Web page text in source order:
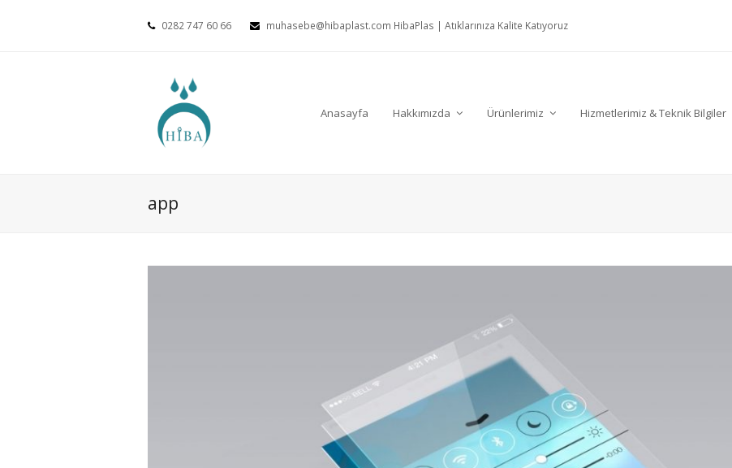
0282 747 60 66 muhasebe@hibaplast.com HibaPlas | Atıklarınıza Kalite Katıyoruz
Anasayfa Hakkımızda Ürünlerimiz Hizmetlerimiz & Teknik Bilgiler
app